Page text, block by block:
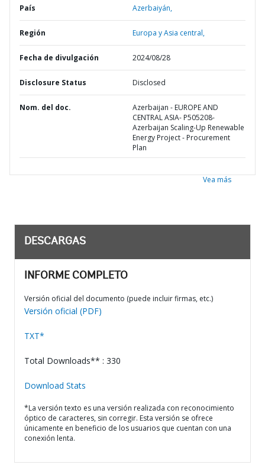
País Azerbaiyán,
Región Europa y Asia central,
Fecha de divulgación 2024/08/28
Disclosure Status Disclosed
Nom. del doc.
Azerbaijan - EUROPE AND
CENTRAL ASIA- P505208-
Azerbaijan Scaling-Up Renewable
Energy Project - Procurement
Plan
Vea más
DESCARGAS
INFORME COMPLETO
Versión oficial del documento (puede incluir firmas, etc.)
Versión oficial (PDF)
TXT*
Total Downloads** : 330
Download Stats
*La versión texto es una versión realizada con reconocimiento
óptico de caracteres, sin corregir. Esta versión se ofrece
únicamente en beneficio de los usuarios que cuentan con una
conexión lenta.